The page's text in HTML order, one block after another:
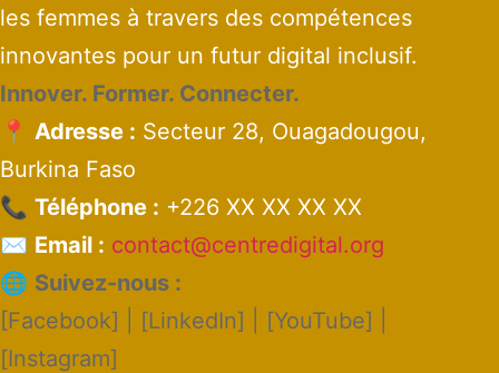
les femmes à travers des compétences
innovantes pour un futur digital inclusif.
Innover. Former. Connecter.
📍 Adresse : Secteur 28, Ouagadougou,
Burkina Faso
📞 Téléphone : +226 XX XX XX XX
✉️ Email : contact@centredigital.org
🌐 Suivez-nous :
[Facebook] | [LinkedIn] | [YouTube] |
[Instagram]